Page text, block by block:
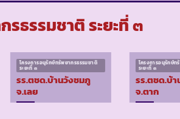
รธรรมชาติ ระยะที่ ๓
โครงการอนุรักษ์ทรัพยากรธรรมชาติ
ระยะที่ ๓
รร.ตชด.บ้านวังชมภู
จ.เลย
โครงการอนุรักษ์ท
ระยะที่ ๓
รร.ตชด.บ้า
จ.ตาก